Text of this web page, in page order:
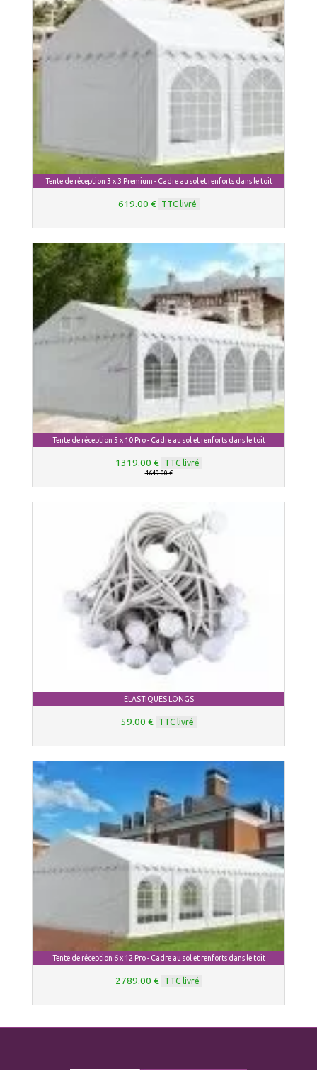
Tente de réception 3 x 3 Premium - Cadre au sol et renforts dans le toit
619.00 € TTC livré
Tente de réception 5 x 10 Pro - Cadre au sol et renforts dans le toit
1319.00 € TTC livré
1649.00 €
ELASTIQUES LONGS
59.00 € TTC livré
Tente de réception 6 x 12 Pro - Cadre au sol et renforts dans le toit
2789.00 € TTC livré